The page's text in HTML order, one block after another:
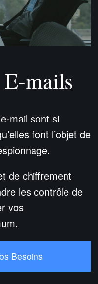
E-mails
mail sont si
font l’objet de
de chiffrement
les contrôle de
vos
Besoins